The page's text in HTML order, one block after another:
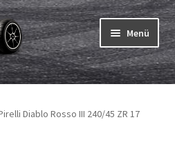
Menü
Diablo Rosso III 240/45 ZR 17